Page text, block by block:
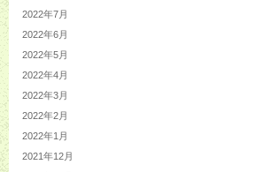
2022年7月
2022年6月
2022年5月
2022年4月
2022年3月
2022年2月
2022年1月
2021年12月